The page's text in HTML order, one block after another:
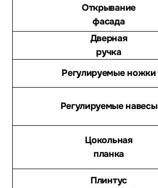
Открывание
фасада
Дверная
ручка
Регулируемые ножки
Регулируемые навесы
Цокольная
планка
Плинтус